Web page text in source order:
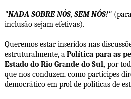
"NADA SOBRE NÓS, SEM NÓS!"
inclusão sejam efetivas).
Queremos estar inseridos nas
estruturalmente, a Política para as
Estado do Rio Grande do Sul, por
que nos conduzem como partícipes
democrático em prol de políticas de